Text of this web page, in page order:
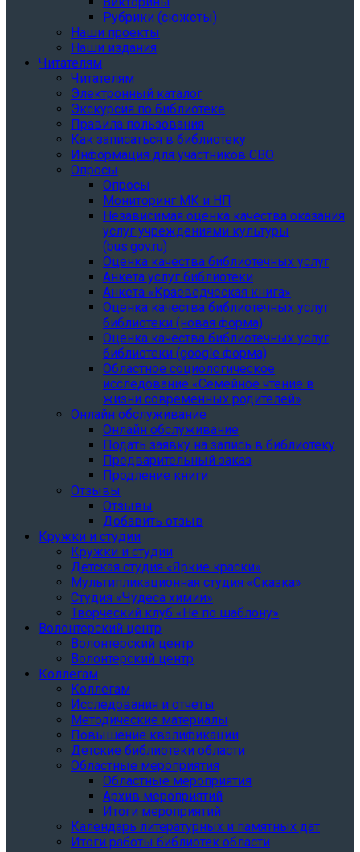
Рубрики (сюжеты)
Наши проекты
Наши издания
Читателям
Читателям
Электронный каталог
Экскурсия по библиотеке
Правила пользования
Как записаться в библиотеку
Информация для участников СВО
Опросы
Опросы
Мониторинг МК и НП
Независимая оценка качества оказания
услуг учреждениями культуры
(bus.gov.ru)
Оценка качества библиотечных услуг
Анкета услуг библиотеки
Анкета «Краеведческая книга»
Oценка качества библиотечных услуг
библиотеки (новая форма)
Oценка качества библиотечных услуг
библиотеки (google форма)
Областное социологическое
исследование «Семейное чтение в
жизни современных родителей»
Онлайн обслуживание
Онлайн обслуживание
Подать заявку на запись в библиотеку
Предварительный заказ
Продление книги
Отзывы
Отзывы
Добавить отзыв
Кружки и студии
Кружки и студии
Детская студия «Яркие краски»
Мультипликационная студия «Сказка»
Студия «Чудеса химии»
Творческий клуб «Не по шаблону»
Волонтерский центр
Волонтерский центр
Волонтерский центр
Коллегам
Коллегам
Исследования и отчеты
Методические материалы
Повышение квалификации
Детские библиотеки области
Областные мероприятия
Областные мероприятия
Архив мероприятий
Итоги мероприятий
Календарь литературных и памятных дат
Итоги работы библиотек области